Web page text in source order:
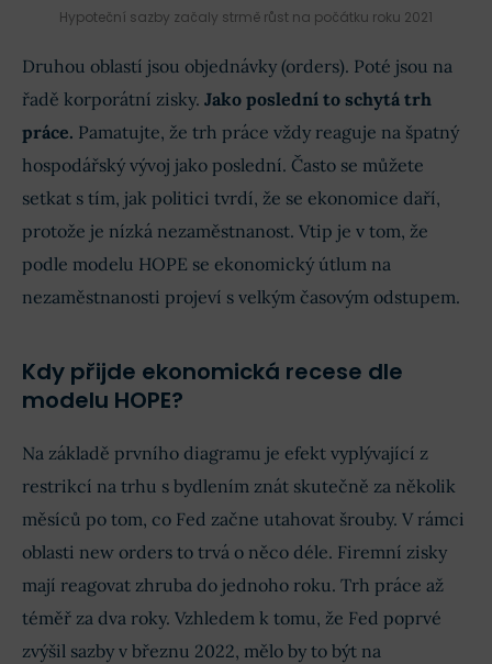
Hypoteční sazby začaly strmě růst na počátku roku 2021
Druhou oblastí jsou objednávky (orders). Poté jsou na
řadě korporátní zisky. Jako poslední to schytá trh
práce. Pamatujte, že trh práce vždy reaguje na špatný
hospodářský vývoj jako poslední. Často se můžete
setkat s tím, jak politici tvrdí, že se ekonomice daří,
protože je nízká nezaměstnanost. Vtip je v tom, že
podle modelu HOPE se ekonomický útlum na
nezaměstnanosti projeví s velkým časovým odstupem.
Kdy přijde ekonomická recese dle
modelu HOPE?
Na základě prvního diagramu je efekt vyplývající z
restrikcí na trhu s bydlením znát skutečně za několik
měsíců po tom, co Fed začne utahovat šrouby. V rámci
oblasti new orders to trvá o něco déle. Firemní zisky
mají reagovat zhruba do jednoho roku. Trh práce až
téměř za dva roky. Vzhledem k tomu, že Fed poprvé
zvýšil sazby v březnu 2022, mělo by to být na